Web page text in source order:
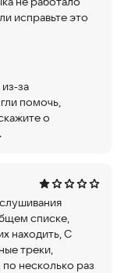
исправьте это
помочь,
о
списке,
находить, С
треки,
несколько раз